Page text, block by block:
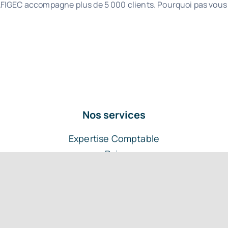
accompagne plus de 5 000 clients. Pourquoi pas vous
Nos services
Expertise Comptable
Paie